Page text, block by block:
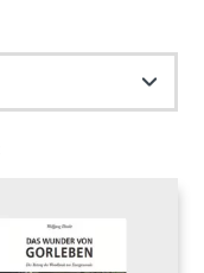
Nach